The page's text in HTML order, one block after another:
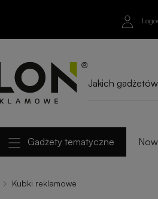
Gadżety tematyczne
Kubki reklamowe